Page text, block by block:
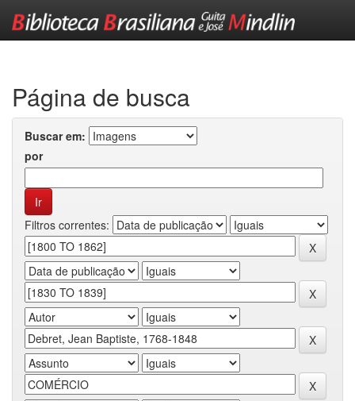
Página de busca
Buscar em:
por
Filtros correntes: